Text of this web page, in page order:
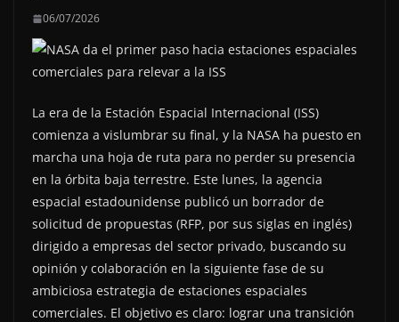
06/07/2026
La era de la Estación Espacial Internacional (ISS)
comienza a vislumbrar su final, y la NASA ha puesto en
marcha una hoja de ruta para no perder su presencia
en la órbita baja terrestre. Este lunes, la agencia
espacial estadounidense publicó un borrador de
solicitud de propuestas (RFP, por sus siglas en inglés)
dirigido a empresas del sector privado, buscando su
opinión y colaboración en la siguiente fase de su
ambiciosa estrategia de estaciones espaciales
comerciales. El objetivo es claro: lograr una transición